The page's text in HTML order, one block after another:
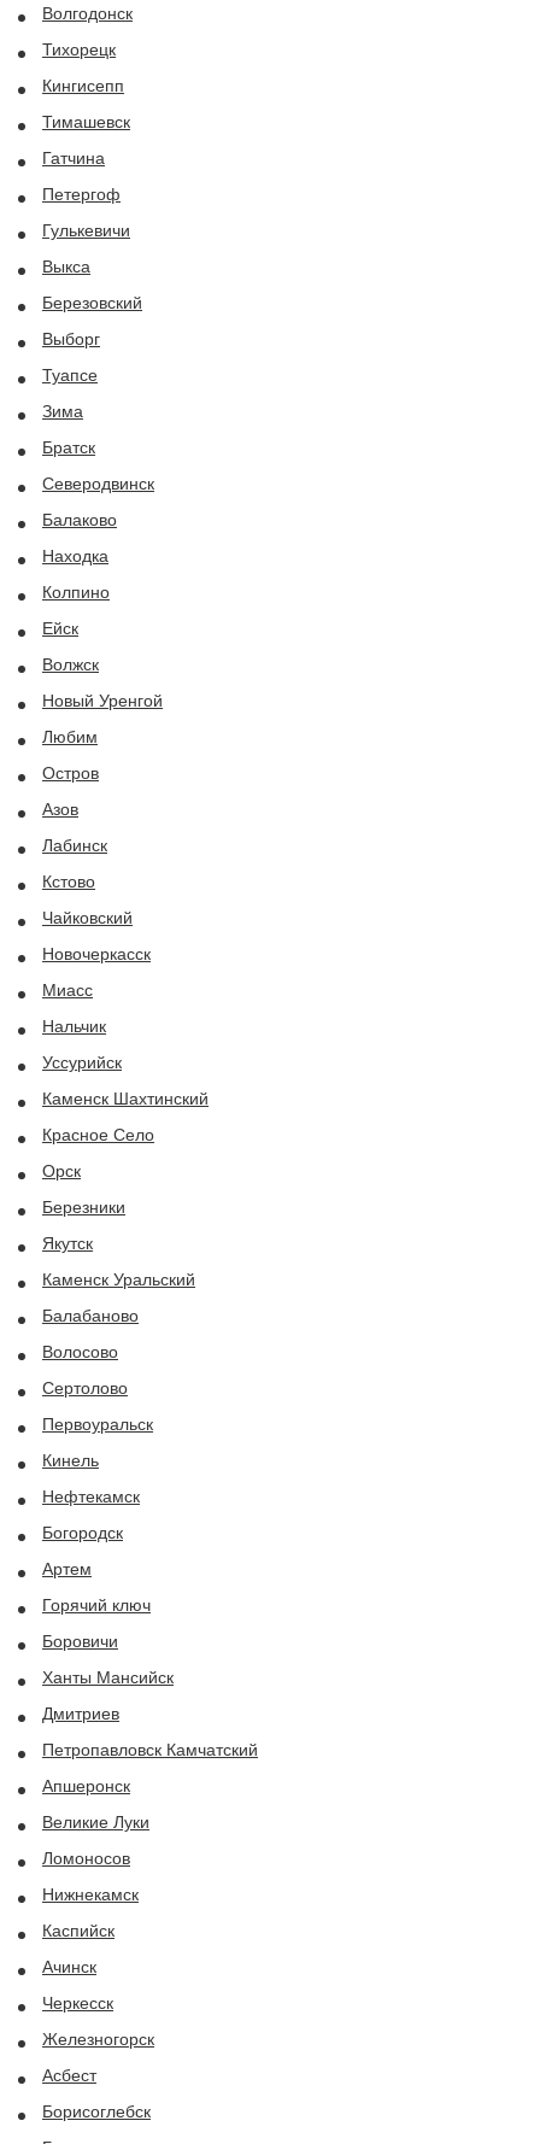
Волгодонск
Тихорецк
Кингисепп
Тимашевск
Гатчина
Петергоф
Гулькевичи
Выкса
Березовский
Выборг
Туапсе
Зима
Братск
Северодвинск
Балаково
Находка
Колпино
Ейск
Волжск
Новый Уренгой
Любим
Остров
Азов
Лабинск
Кстово
Чайковский
Новочеркасск
Миасс
Нальчик
Уссурийск
Каменск Шахтинский
Красное Село
Орск
Березники
Якутск
Каменск Уральский
Балабаново
Волосово
Сертолово
Первоуральск
Кинель
Нефтекамск
Богородск
Артем
Горячий ключ
Боровичи
Ханты Мансийск
Дмитриев
Петропавловск Камчатский
Апшеронск
Великие Луки
Ломоносов
Нижнекамск
Каспийск
Ачинск
Черкесск
Железногорск
Асбест
Борисоглебск